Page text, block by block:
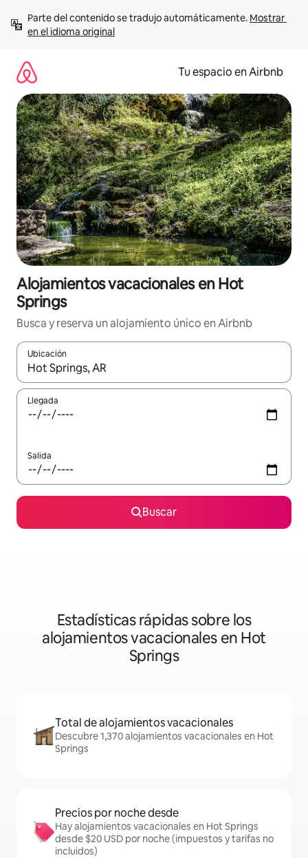
contenido
Parte del contenido se tradujo automáticamente. Mostrar
en el idioma original
Tu espacio en Airbnb
Alojamientos vacacionales en Hot
Springs
Busca y reserva un alojamiento único en Airbnb
Ubicación
Cuando los resultados estén disponibles, podrás navegar
Llegada
Salida
Buscar
Estadísticas rápidas sobre los
alojamientos vacacionales en Hot
Springs
Total de alojamientos vacacionales
Descubre 1,370 alojamientos vacacionales en Hot
Springs
Precios por noche desde
Hay alojamientos vacacionales en Hot Springs
desde $20 USD por noche (impuestos y tarifas no
incluidos)